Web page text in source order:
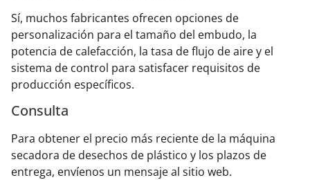
Sí, muchos fabricantes ofrecen opciones de
personalización para el tamaño del embudo, la
potencia de calefacción, la tasa de flujo de aire y el
sistema de control para satisfacer requisitos de
producción específicos.
Consulta
Para obtener el precio más reciente de la máquina
secadora de desechos de plástico y los plazos de
entrega, envíenos un mensaje al sitio web.